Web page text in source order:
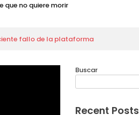
que no quiere morir
habilita las llamadas
fallo de la plataforma
Buscar
Recent Posts